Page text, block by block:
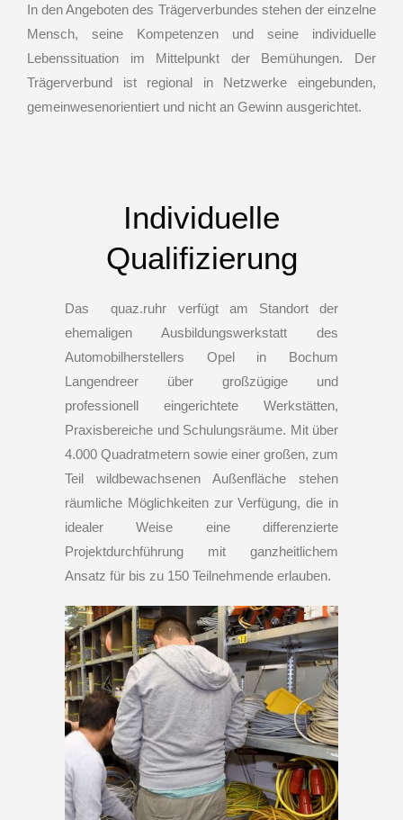
In den Angeboten des Trägerverbundes stehen der einzelne
Mensch, seine Kompetenzen und seine individuelle
Lebenssituation im Mittelpunkt der Bemühungen. Der
Trägerverbund ist regional in Netzwerke eingebunden,
gemeinwesenorientiert und nicht an Gewinn ausgerichtet.
Individuelle
Qualifizierung
Das quaz.ruhr verfügt am Standort der
ehemaligen Ausbildungswerkstatt des
Automobilherstellers Opel in Bochum
Langendreer über großzügige und
professionell eingerichtete Werkstätten,
Praxisbereiche und Schulungsräume. Mit über
4.000 Quadratmetern sowie einer großen, zum
Teil wildbewachsenen Außenfläche stehen
räumliche Möglichkeiten zur Verfügung, die in
idealer Weise eine differenzierte
Projektdurchführung mit ganzheitlichem
Ansatz für bis zu 150 Teilnehmende erlauben.